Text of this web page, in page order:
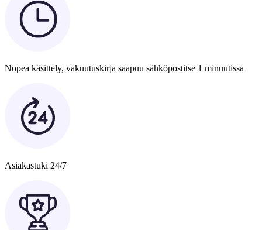
Nopea käsittely, vakuutuskirja saapuu sähköpostitse 1 minuutissa
Asiakastuki 24/7